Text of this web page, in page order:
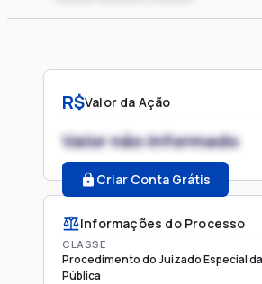
R$Valor da Ação
Valor não informado
Criar Conta Grátis
Informações do Processo
CLASSE
Procedimento do Juizado Especial
Pública